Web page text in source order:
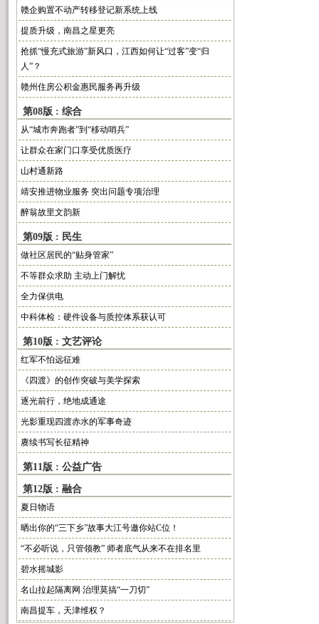
赣企购置不动产转移登记新系统上线
提质升级，南昌之星更亮
抢抓“慢充式旅游”新风口，江西如何让“过客”变“归
人”？
赣州住房公积金惠民服务再升级
第08版 : 综合
从“城市奔跑者”到“移动哨兵”
让群众在家门口享受优质医疗
山村通新路
靖安推进物业服务 突出问题专项治理
醉翁故里文韵新
第09版 : 民生
做社区居民的“贴身管家”
不等群众求助 主动上门解忧
全力保供电
中科体检：硬件设备与质控体系获认可
第10版 : 文艺评论
红军不怕远征难
《四渡》的创作突破与美学探索
逐光前行，绝地成通途
光影重现四渡赤水的军事奇迹
赓续书写长征精神
第11版 : 公益广告
第12版 : 融合
夏日物语
晒出你的“三下乡”故事大江号邀你站C位！
“不必听说，只管领教” 师者底气从来不在排名里
碧水摇城影
名山拉起隔离网 治理莫搞“一刀切”
南昌提车，天津维权？